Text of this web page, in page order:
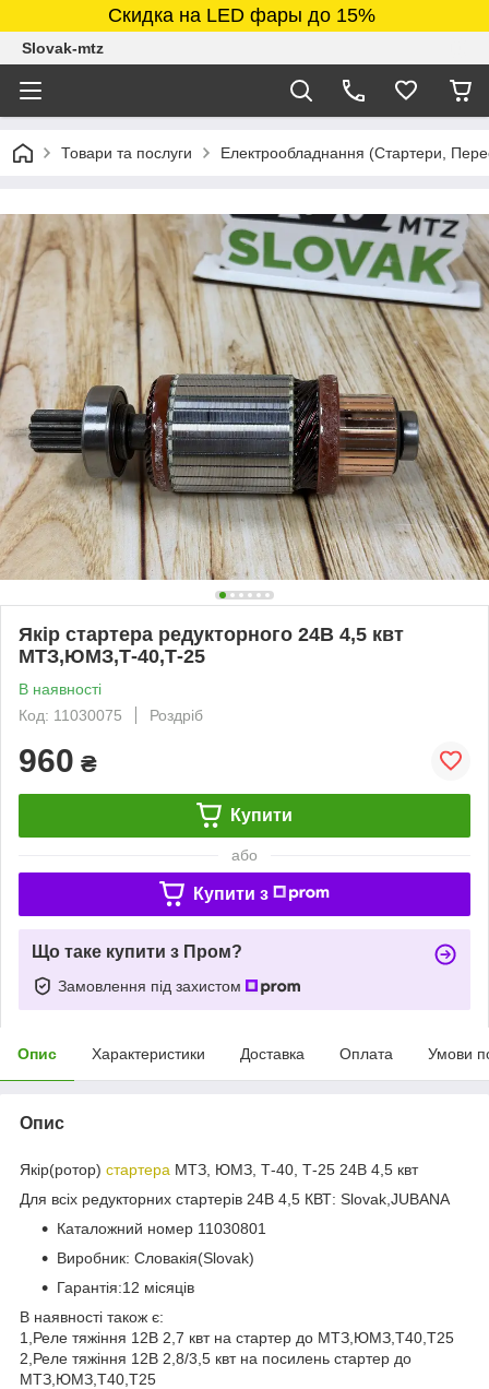
Скидка на LED фары до 15%
Slovak-mtz
Товари та послуги Електрообладнання (Стартери,
Якір стартера редукторного 24В 4,5 квт
МТЗ,ЮМЗ,Т-40,Т-25
В наявності
Код: 11030075
Роздріб
960 ₴
Купити
або
Купити з
Що таке купити з Пром?
Замовлення під захистом
Опис Характеристики Доставка Оплата Умови
Опис
Якір(ротор) стартера МТЗ, ЮМЗ, Т-40, Т-25 24В 4,5 квт
Для всіх редукторних стартерів 24В 4,5 КВТ: Slovak,JUBANA
Каталожний номер 11030801
Виробник: Словакія(Slovak)
Гарантія:12 місяців
В наявності також є:
1,Реле тяжіння 12В 2,7 квт на стартер до МТЗ,ЮМЗ,Т40,Т25
2,Реле тяжіння 12В 2,8/3,5 квт на посилень стартер до
МТЗ,ЮМЗ,Т40,Т25